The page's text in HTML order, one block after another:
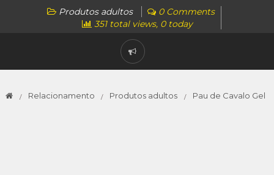
Produtos adultos
0 Comments
351 total views, 0 today
Relacionamento Produtos adultos Pau de Cavalo Gel